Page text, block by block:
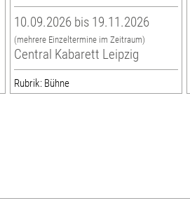
10.09.2026 bis 19.11.2026
(mehrere Einzeltermine im Zeitraum)
Central Kabarett Leipzig
Rubrik: Bühne